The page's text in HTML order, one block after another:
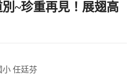
別~珍重再見！展翅高
小 任廷芬